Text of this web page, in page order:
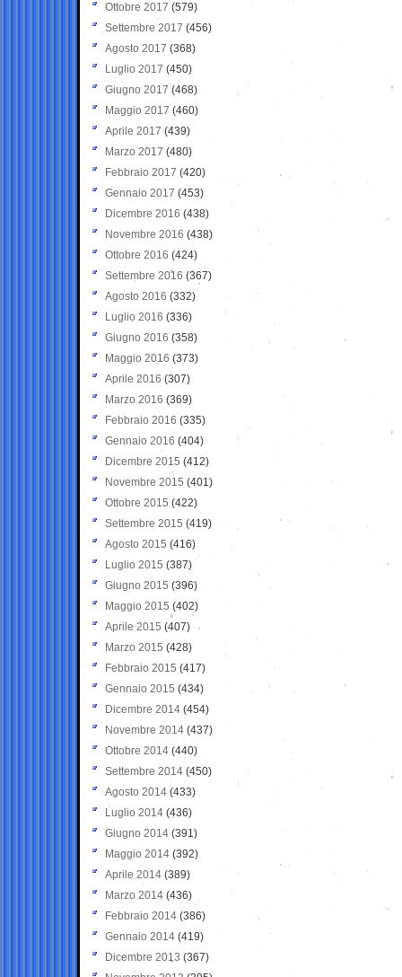
Ottobre 2017 (579)
Settembre 2017 (456)
Agosto 2017 (368)
Luglio 2017 (450)
Giugno 2017 (468)
Maggio 2017 (460)
Aprile 2017 (439)
Marzo 2017 (480)
Febbraio 2017 (420)
Gennaio 2017 (453)
Dicembre 2016 (438)
Novembre 2016 (438)
Ottobre 2016 (424)
Settembre 2016 (367)
Agosto 2016 (332)
Luglio 2016 (336)
Giugno 2016 (358)
Maggio 2016 (373)
Aprile 2016 (307)
Marzo 2016 (369)
Febbraio 2016 (335)
Gennaio 2016 (404)
Dicembre 2015 (412)
Novembre 2015 (401)
Ottobre 2015 (422)
Settembre 2015 (419)
Agosto 2015 (416)
Luglio 2015 (387)
Giugno 2015 (396)
Maggio 2015 (402)
Aprile 2015 (407)
Marzo 2015 (428)
Febbraio 2015 (417)
Gennaio 2015 (434)
Dicembre 2014 (454)
Novembre 2014 (437)
Ottobre 2014 (440)
Settembre 2014 (450)
Agosto 2014 (433)
Luglio 2014 (436)
Giugno 2014 (391)
Maggio 2014 (392)
Aprile 2014 (389)
Marzo 2014 (436)
Febbraio 2014 (386)
Gennaio 2014 (419)
Dicembre 2013 (367)